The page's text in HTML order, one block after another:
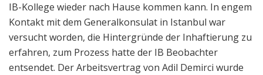
IB-Kollege wieder nach Hause kommen kann. In engem
Kontakt mit dem Generalkonsulat in Istanbul war
versucht worden, die Hintergründe der Inhaftierung zu
erfahren, zum Prozess hatte der IB Beobachter
entsendet. Der Arbeitsvertrag von Adil Demirci wurde